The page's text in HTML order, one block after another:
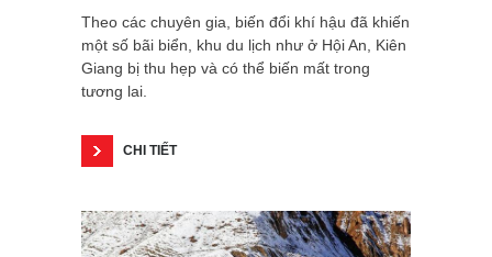
Theo các chuyên gia, biến đổi khí hậu đã khiến
một số bãi biển, khu du lịch như ở Hội An, Kiên
Giang bị thu hẹp và có thể biến mất trong
tương lai.
CHI TIẾT